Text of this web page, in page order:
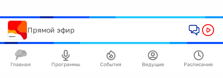
Прямой эфир
Главная Программы События Ведущие Расписание